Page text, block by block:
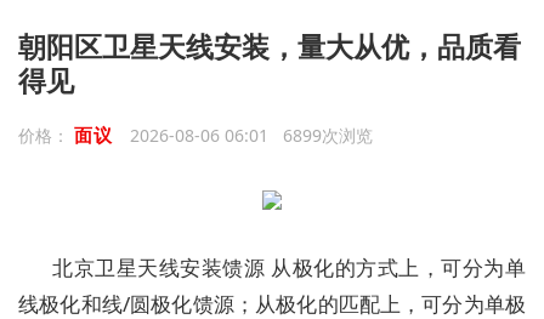
朝阳区卫星天线安装，量大从优，品质看
得见
价格： 面议 2026-08-06 06:01 6899次浏览
北京卫星天线安装馈源 从极化的方式上，可分为单
线极化和线/圆极化馈源；从极化的匹配上，可分为单极